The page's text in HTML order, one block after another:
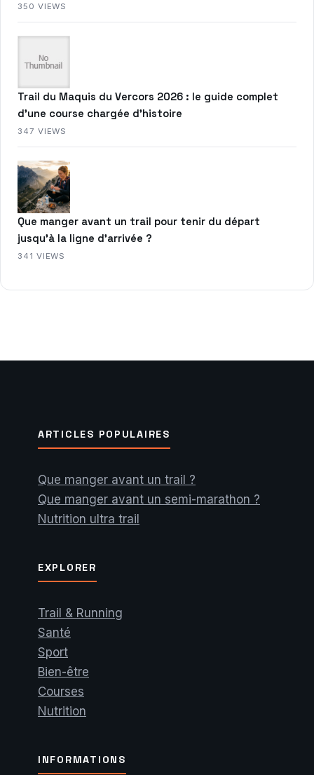
350 VIEWS
Trail du Maquis du Vercors 2026 : le guide complet
d’une course chargée d’histoire
347 VIEWS
Que manger avant un trail pour tenir du départ
jusqu’à la ligne d’arrivée ?
341 VIEWS
ARTICLES POPULAIRES
Que manger avant un trail ?
Que manger avant un semi-marathon ?
Nutrition ultra trail
EXPLORER
Trail & Running
Santé
Sport
Bien-être
Courses
Nutrition
INFORMATIONS